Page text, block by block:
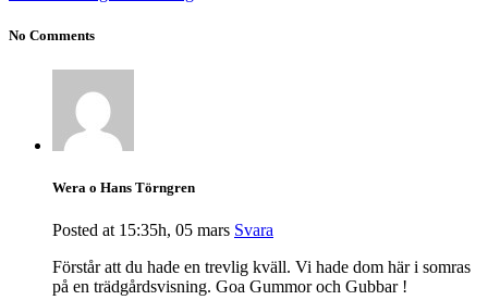
No Comments
Wera o Hans Törngren
Posted at 15:35h, 05 mars Svara
Förstår att du hade en trevlig kväll. Vi hade dom här i somras
på en trädgårdsvisning. Goa Gummor och Gubbar !